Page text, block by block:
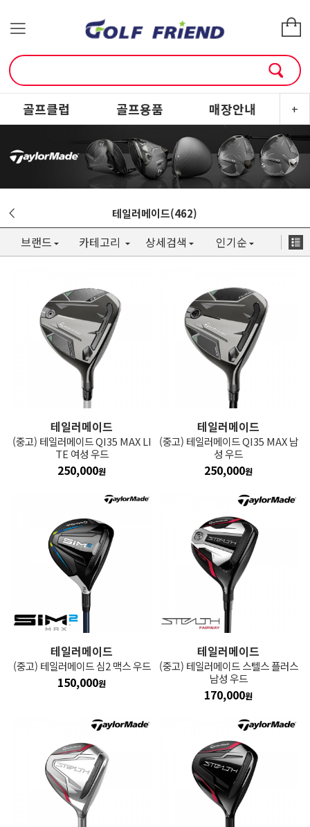
+
골프클럽 골프용품 매장안내 소
테일러메이드(462)
브랜드 카테고리 상세검색 인기순
테일러메이드
(중고) 테일러메이드 QI35 MAX LI
TE 여성 우드
250,000원
테일러메이드
(중고) 테일러메이드 QI35 MAX 남
성 우드
250,000원
테일러메이드
(중고) 테일러메이드 심2 맥스 우드
150,000원
테일러메이드
(중고) 테일러메이드 스텔스 플러스
남성 우드
170,000원